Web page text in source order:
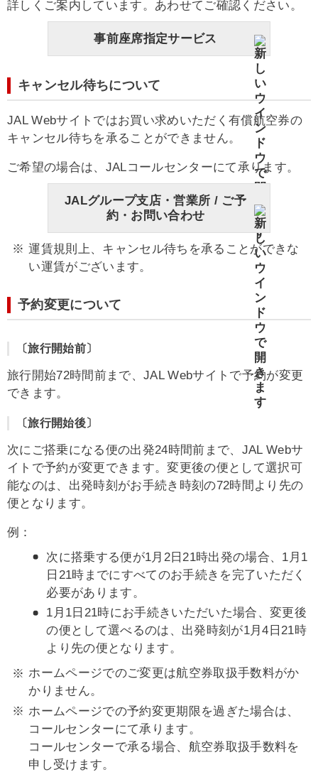
詳しくご案内しています。あわせてご確認ください。
事前座席指定サービス
キャンセル待ちについて
JAL Webサイトではお買い求めいただく有償航空券の
キャンセル待ちを承ることができません。
ご希望の場合は、JALコールセンターにて承ります。
JALグループ支店・営業所 / ご予
約・お問い合わせ
運賃規則上、キャンセル待ちを承ることができな
い運賃がございます。
予約変更について
〔旅行開始前〕
旅行開始72時間前まで、JAL Webサイトで予約が変更
できます。
〔旅行開始後〕
次にご搭乗になる便の出発24時間前まで、JAL Webサ
イトで予約が変更できます。変更後の便として選択可
能なのは、出発時刻がお手続き時刻の72時間より先の
便となります。
例：
次に搭乗する便が1月2日21時出発の場合、1月1
日21時までにすべてのお手続きを完了いただく
必要があります。
1月1日21時にお手続きいただいた場合、変更後
の便として選べるのは、出発時刻が1月4日21時
より先の便となります。
ホームページでのご変更は航空券取扱手数料がか
かりません。
ホームページでの予約変更期限を過ぎた場合は、
コールセンターにて承ります。
コールセンターで承る場合、航空券取扱手数料を
申し受けます。